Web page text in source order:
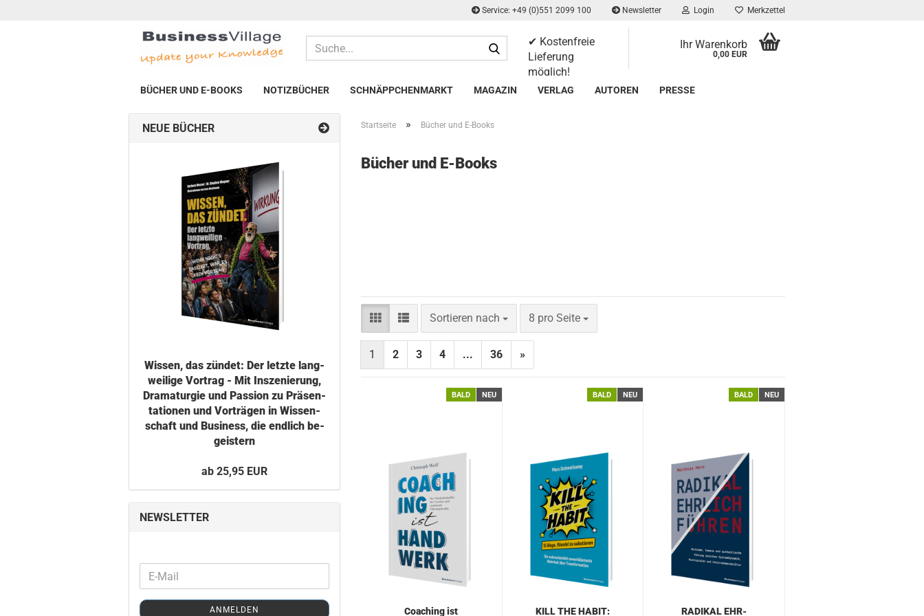
Service: +49 (0)551 2099 100 Newsletter Login Merkzettel
Suche...✔ Kostenfreie
Lieferung
möglich!
✔ 14 Tage
Ihr Warenkorb
0,00 EUR
BÜCHER UND E-BOOKS NOTIZBÜCHER SCHNÄPPCHENMARKT MAGAZIN VERLAG AUTOREN PRESSE
Startseite » Bücher und E-Books
Bücher und E-Books
Sortieren nach
Sortieren nach 8 pro Seite
pro Seite
1 2 3 4 ... 36 »
BALD NEU
Coa­ching ist
BALD NEU
KILL THE HABIT:
BALD NEU
RA­DI­KAL EHR­
NEUE BÜCHER
Wis­sen, das zün­det: Der letz­te lang­
wei­li­ge Vor­trag - Mit In­sze­nie­rung,
Dra­ma­tur­gie und Pas­si­on zu Prä­sen­
ta­tio­nen und Vor­trä­gen in Wis­sen­
schaft und Busi­ness, die end­lich be­
geis­tern
ab 25,95 EUR
NEWSLETTER
WEITER
ZUR
NEWSLETTER-
E-
Mail
ANMELDEN